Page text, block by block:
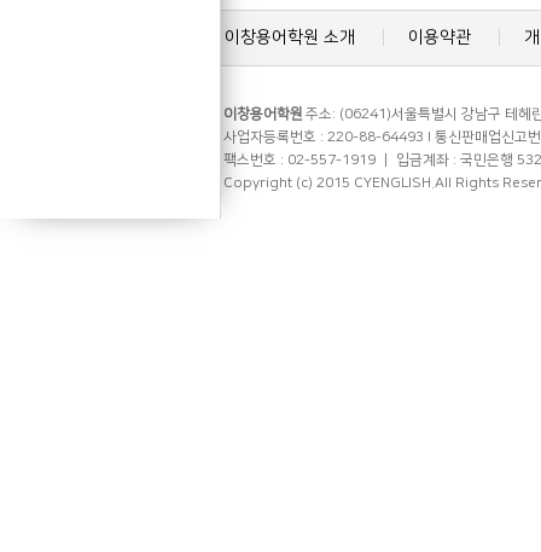
이창용어학원 소개 이용약관
이창용어학원 주소: (06241)서울특별시 강남구 테헤
사업자등록번호 : 220-88-64493 l 통신판매업신고
팩스번호 : 02-557-1919 ㅣ 입금계좌 : 국민은행
Copyright (c) 2015 CYENGLISH.All Rights